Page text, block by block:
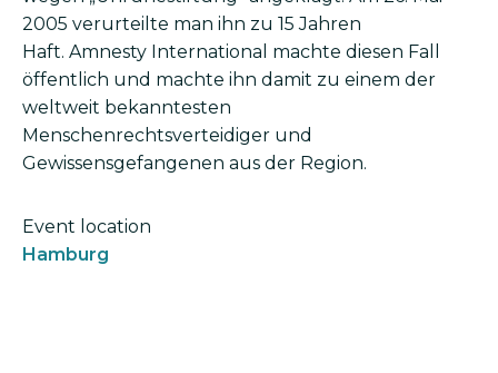
2005 verurteilte man ihn zu 15 Jahren
Haft. Amnesty International machte diesen Fall
öffentlich und machte ihn damit zu einem der
weltweit bekanntesten
Menschenrechtsverteidiger und
Gewissensgefangenen aus der Region.
Event location
Hamburg